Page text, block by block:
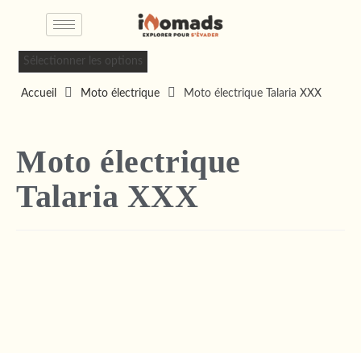
Sélectionner les options
Accueil Moto électrique Moto électrique Talaria XXX
Moto électrique
Talaria XXX